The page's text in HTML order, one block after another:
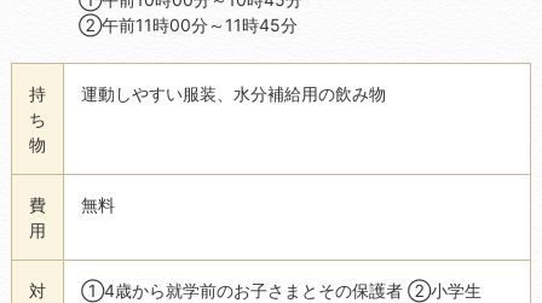
②午前11時00分～11時45分
持
ち
物
運動しやすい服装、水分補給用の飲み物
費
用
無料
対
①4歳から就学前のお子さまとその保護者 ②小学生